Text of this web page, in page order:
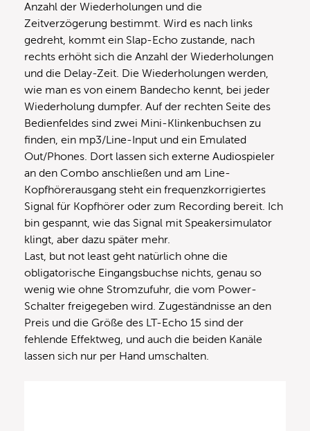
Anzahl der Wiederholungen und die
Zeitverzögerung bestimmt. Wird es nach links
gedreht, kommt ein Slap-Echo zustande, nach
rechts erhöht sich die Anzahl der Wiederholungen
und die Delay-Zeit. Die Wiederholungen werden,
wie man es von einem Bandecho kennt, bei jeder
Wiederholung dumpfer. Auf der rechten Seite des
Bedienfeldes sind zwei Mini-Klinkenbuchsen zu
finden, ein mp3/Line-Input und ein Emulated
Out/Phones. Dort lassen sich externe Audiospieler
an den Combo anschließen und am Line-
Kopfhörerausgang steht ein frequenzkorrigiertes
Signal für Kopfhörer oder zum Recording bereit. Ich
bin gespannt, wie das Signal mit Speakersimulator
klingt, aber dazu später mehr.
Last, but not least geht natürlich ohne die
obligatorische Eingangsbuchse nichts, genau so
wenig wie ohne Stromzufuhr, die vom Power-
Schalter freigegeben wird. Zugeständnisse an den
Preis und die Größe des LT-Echo 15 sind der
fehlende Effektweg, und auch die beiden Kanäle
lassen sich nur per Hand umschalten.